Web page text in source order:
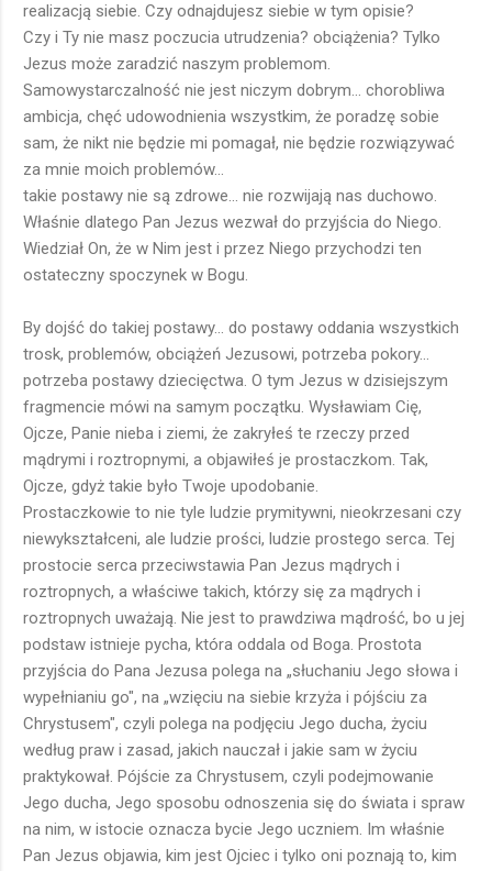
realizacją siebie. Czy odnajdujesz siebie w tym opisie?
Czy i Ty nie masz poczucia utrudzenia? obciążenia? Tylko
Jezus może zaradzić naszym problemom.
Samowystarczalność nie jest niczym dobrym... chorobliwa
ambicja, chęć udowodnienia wszystkim, że poradzę sobie
sam, że nikt nie będzie mi pomagał, nie będzie rozwiązywać
za mnie moich problemów...
takie postawy nie są zdrowe... nie rozwijają nas duchowo.
Właśnie dlatego Pan Jezus wezwał do przyjścia do Niego.
Wiedział On, że w Nim jest i przez Niego przychodzi ten
ostateczny spoczynek w Bogu.
By dojść do takiej postawy... do postawy oddania wszystkich
trosk, problemów, obciążeń Jezusowi, potrzeba pokory...
potrzeba postawy dziecięctwa. O tym Jezus w dzisiejszym
fragmencie mówi na samym początku. Wysławiam Cię,
Ojcze, Panie nieba i ziemi, że zakryłeś te rzeczy przed
mądrymi i roztropnymi, a objawiłeś je prostaczkom. Tak,
Ojcze, gdyż takie było Twoje upodobanie.
Prostaczkowie to nie tyle ludzie prymitywni, nieokrzesani czy
niewykształceni, ale ludzie prości, ludzie prostego serca. Tej
prostocie serca przeciwstawia Pan Jezus mądrych i
roztropnych, a właściwe takich, którzy się za mądrych i
roztropnych uważają. Nie jest to prawdziwa mądrość, bo u jej
podstaw istnieje pycha, która oddala od Boga. Prostota
przyjścia do Pana Jezusa polega na „słuchaniu Jego słowa i
wypełnianiu go", na „wzięciu na siebie krzyża i pójściu za
Chrystusem", czyli polega na podjęciu Jego ducha, życiu
według praw i zasad, jakich nauczał i jakie sam w życiu
praktykował. Pójście za Chrystusem, czyli podejmowanie
Jego ducha, Jego sposobu odnoszenia się do świata i spraw
na nim, w istocie oznacza bycie Jego uczniem. Im właśnie
Pan Jezus objawia, kim jest Ojciec i tylko oni poznają to, kim